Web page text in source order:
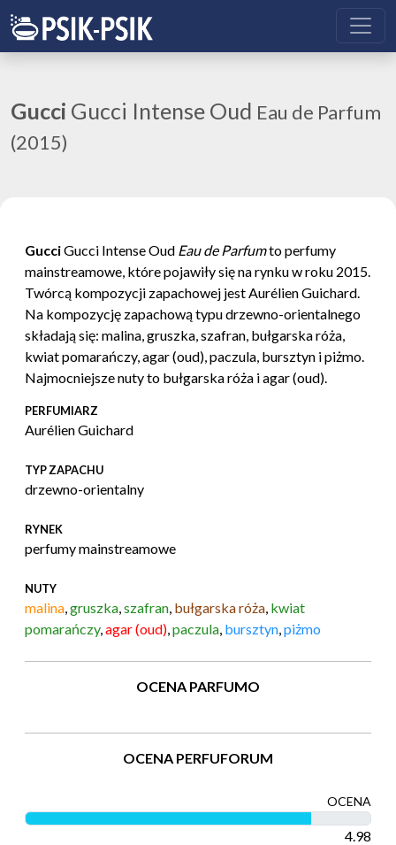
Gucci Gucci Intense Oud Eau de Parfum
(2015)
GucciGucci Intense Oud Eau de Parfumto perfumy
mainstreamowe, które pojawiły się na rynku w roku 2015.
Twórcą kompozycji zapachowej jest Aurélien Guichard.
Na kompozycję zapachową typu drzewno-orientalnego
składają się: malina, gruszka, szafran, bułgarska róża,
kwiat pomarańczy, agar (oud), paczula, bursztyn i piżmo.
Najmocniejsze nuty to bułgarska róża i agar (oud).
PERFUMIARZ
Aurélien Guichard
TYP ZAPACHU
drzewno-orientalny
RYNEK
perfumy mainstreamowe
NUTY
malina,gruszka,szafran, bułgarska róża, kwiat
pomarańczy,agar (oud),paczula, bursztyn,piżmo
OCENA PARFUMO
OCENA PERFUFORUM
OCENA
4.98